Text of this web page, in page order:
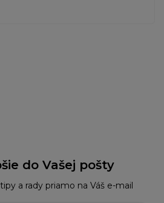
do Vašej pošty
a rady priamo na Váš e-mail